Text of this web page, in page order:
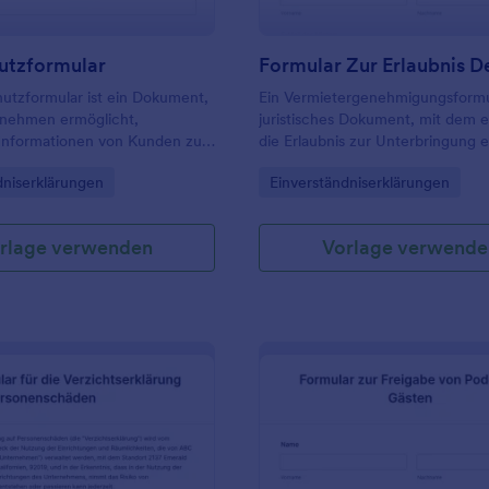
ist ein Dokument,
ermöglicht,
von Kunden zu
um Kontaktdaten von
Probieren Sie diese einfache
Einwilligungsformular aus,
ist für Ihre Kunden
auszufüllen, mit einer
zuzustimmen. Alle
Musterformular sind
verwenden
Ein
juristisches Dokument, mit dem
die Erlaubnis zur Unterbringung
Go to Category:
Einverständniserklärungen
Vorlage